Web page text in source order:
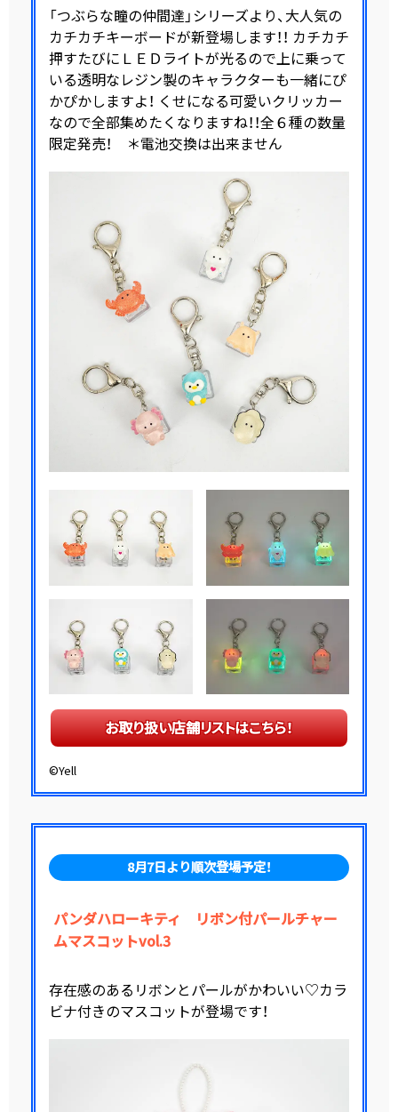
「つぶらな瞳の仲間達」シリーズより、大人気の
カチカチキーボードが新登場します！！ カチカチ
押すたびにＬＥＤライトが光るので上に乗って
いる透明なレジン製のキャラクターも一緒にぴ
かぴかしますよ！ くせになる可愛いクリッカー
なので全部集めたくなりますね！！全６種の数量
限定発売！ ＊電池交換は出来ません
お取り扱い店舗リストはこちら！
©Yell
8月7日より順次登場予定！
パンダハローキティ リボン付パールチャー
ムマスコットvol.3
存在感のあるリボンとパールがかわいい♡カラ
ビナ付きのマスコットが登場です！